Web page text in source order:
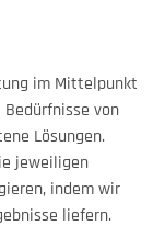
im Mittelpunkt
von
Lösungen.
jeweiligen
indem wir
liefern.